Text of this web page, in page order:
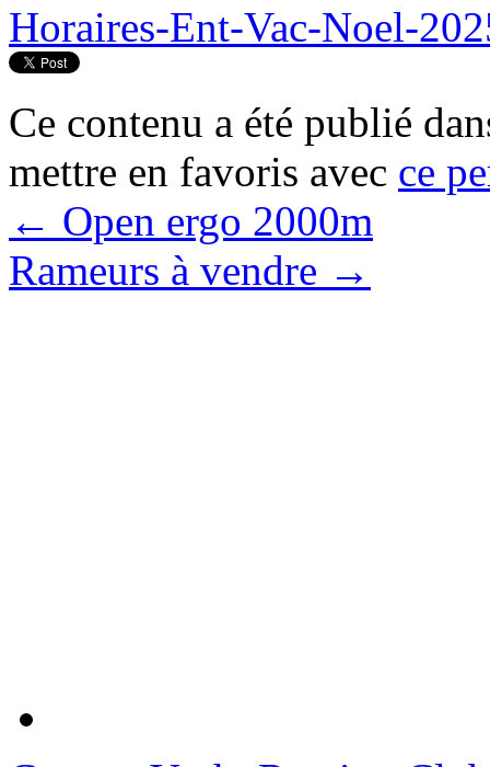
Horaires-Ent-Vac-Noel-
Ce contenu a été publié
mettre en favoris avec ce
← Open ergo 2000m
Rameurs à vendre →